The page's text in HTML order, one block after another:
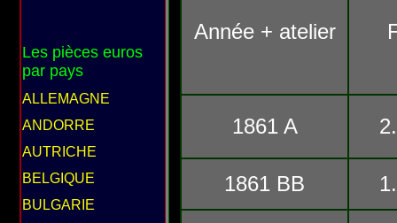
Les pièces euros
par pays
ALLEMAGNE
ANDORRE
AUTRICHE
BELGIQUE
BULGARIE
Année + atelier
1861 A
1861 BB